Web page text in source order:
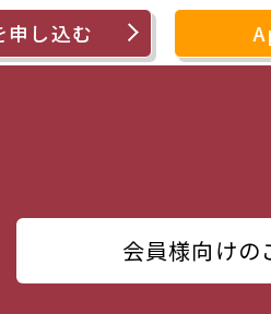
申し込む
会員様向けの